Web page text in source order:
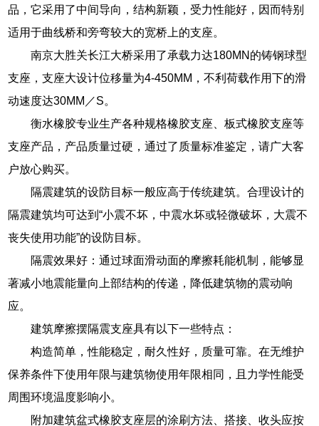
品，它采用了中间导向，结构新颖，受力性能好，因而特别
适用于曲线桥和旁弯较大的宽桥上的支座。
南京大胜关长江大桥采用了承载力达180MN的铸钢球型
支座，支座大设计位移量为4-450MM，不利荷载作用下的滑
动速度达30MM／S。
衡水橡胶专业生产各种规格橡胶支座、板式橡胶支座等
支座产品，产品质量过硬，通过了质量标准鉴定，请广大客
户放心购买。
隔震建筑的设防目标一般应高于传统建筑。合理设计的
隔震建筑均可达到“小震不坏，中震水坏或轻微破坏，大震不
丧失使用功能”的设防目标。
隔震效果好：通过球面滑动面的摩擦耗能机制，能够显
著减小地震能量向上部结构的传递，降低建筑物的震动响
应。
建筑摩擦摆隔震支座具有以下一些特点：
构造简单，性能稳定，耐久性好，质量可靠。在无维护
保养条件下使用年限与建筑物使用年限相同，且力学性能受
周围环境温度影响小。
附加建筑盆式橡胶支座层的涂刷方法、搭接、收头应按